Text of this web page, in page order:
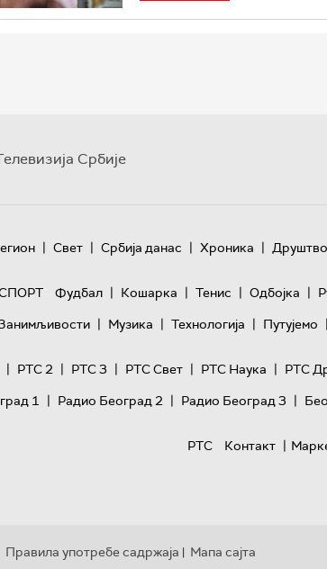
Србије
| Свет | Србија данас | Хроника | Друштво
Фудбал | Кошарка | Тенис | Одбојка |
| Музика | Технологијa | Путујемо |
| РТС 2 | РТС 3 | РТС Свет | РТС Наука | РТС
1 | Радио Београд 2 | Радио Београд 3 |
РТС
Контакт |
Правила употребе садржаја | Мапа сајта